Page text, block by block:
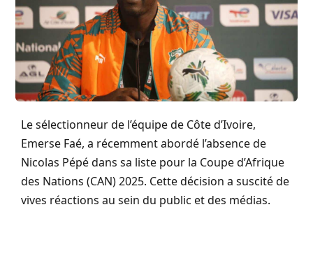
Le sélectionneur de l’équipe de Côte d’Ivoire,
Emerse Faé, a récemment abordé l’absence de
Nicolas Pépé dans sa liste pour la Coupe d’Afrique
des Nations (CAN) 2025. Cette décision a suscité de
vives réactions au sein du public et des médias.